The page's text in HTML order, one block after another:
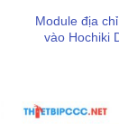
Module địa
vào Hochiki